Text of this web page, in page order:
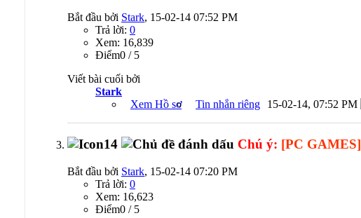
Bắt đầu bởi Stark, 15-02-14 07:52 PM
Trả lời: 0
Xem: 16,839
Ðiểm0 / 5
Viết bài cuối bởi
Stark
Xem Hồ sơ
Tin nhắn riêng 15-02-14, 07:52 PM
Chú ý: [PC GAMES]
Bắt đầu bởi Stark, 15-02-14 07:20 PM
Trả lời: 0
Xem: 16,623
Ðiểm0 / 5